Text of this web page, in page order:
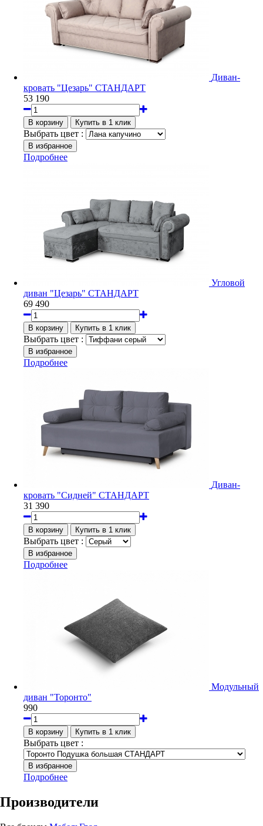
Диван-
кровать "Цезарь" СТАНДАРТ
53 190
Выбрать цвет :
Подробнее
Угловой
диван "Цезарь" СТАНДАРТ
69 490
Выбрать цвет :
Подробнее
Диван-
кровать "Сидней" СТАНДАРТ
31 390
Выбрать цвет :
Подробнее
Модульный
диван "Торонто"
990
Выбрать цвет :
Подробнее
Производители